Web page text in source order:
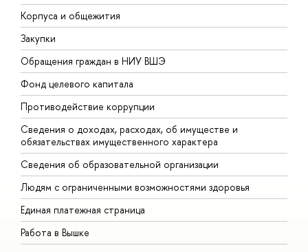
Корпуса и общежития
Закупки
Обращения граждан в НИУ ВШЭ
Фонд целевого капитала
Противодействие коррупции
Сведения о доходах, расходах, об имуществе и
обязательствах имущественного характера
Сведения об образовательной организации
Людям с ограниченными возможностями здоровья
Единая платежная страница
Работа в Вышке